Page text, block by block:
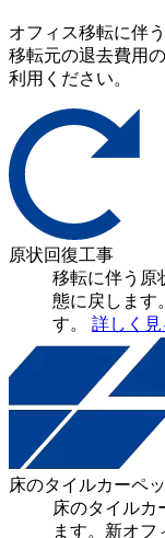
オフィス移転に伴
移転元の退去費用
利用ください。
原状回復工事
移転に伴う原
態に戻します
す。 詳しく見
床のタイルカーペ
床のタイルカ
ます。新オ